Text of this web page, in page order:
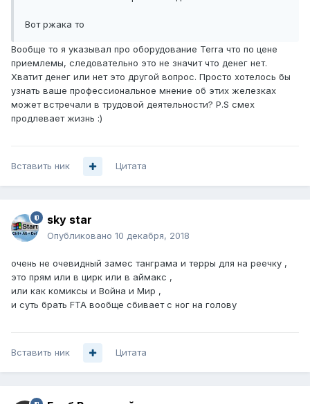
Вот ржака то
Вообще то я указывал про оборудование Terra что по цене
приемлемы, следовательно это не значит что денег нет.
Хватит денег или нет это другой вопрос. Просто хотелось бы
узнать ваше профессиональное мнение об этих железках
может встречали в трудовой деятельности? P.S смех
продлевает жизнь :)
Вставить ник Цитата
sky star
Опубликовано 10 декабря, 2018
очень не очевидный замес танграма и терры для на реечку ,
это прям или в цирк или в аймакс ,
или как комиксы и Война и Мир ,
и суть брать FTA вообще сбивает с ног на голову
Вставить ник Цитата